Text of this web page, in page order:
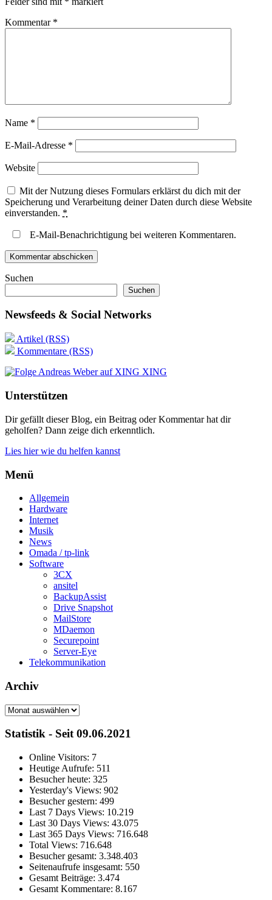
Kommentar *
Name *
E-Mail-Adresse *
Website
Mit der Nutzung dieses Formulars erklärst du dich mit der
Speicherung und Verarbeitung deiner Daten durch diese Website
einverstanden. *
E-Mail-Benachrichtigung bei weiteren Kommentaren.
Suchen
Suchen
Newsfeeds & Social Networks
Artikel (RSS)
Kommentare (RSS)
XING
Unterstützen
Dir gefällt dieser Blog, ein Beitrag oder Kommentar hat dir
geholfen? Dann zeige dich erkenntlich.
Lies hier wie du helfen kannst
Menü
Allgemein
Hardware
Internet
Musik
News
Omada / tp-link
Software
3CX
ansitel
BackupAssist
Drive Snapshot
MailStore
MDaemon
Securepoint
Server-Eye
Telekommunikation
Archiv
Archiv
Statistik - Seit 09.06.2021
Online Visitors: 7
Heutige Aufrufe: 511
Besucher heute: 325
Yesterday's Views: 902
Besucher gestern: 499
Last 7 Days Views: 10.219
Last 30 Days Views: 43.075
Last 365 Days Views: 716.648
Total Views: 716.648
Besucher gesamt: 3.348.403
Seitenaufrufe insgesamt: 550
Gesamt Beiträge: 3.474
Gesamt Kommentare: 8.167